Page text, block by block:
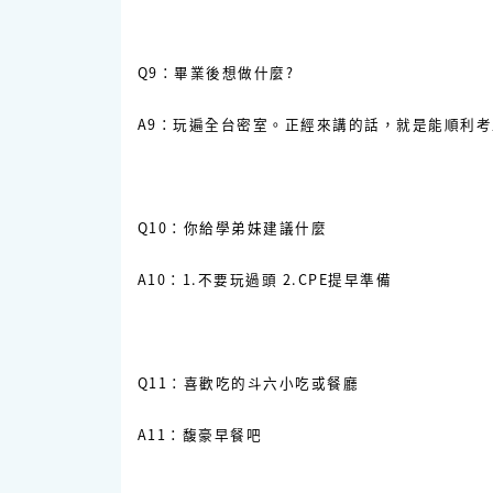
Q9：畢業後想做什麼?
A9：玩遍全台密室。正經來講的話，就是能順利考
Q10：你給學弟妹建議什麼
A10：1.不要玩過頭 2.CPE提早準備
Q11：喜歡吃的斗六小吃或餐廳
A11：馥豪早餐吧